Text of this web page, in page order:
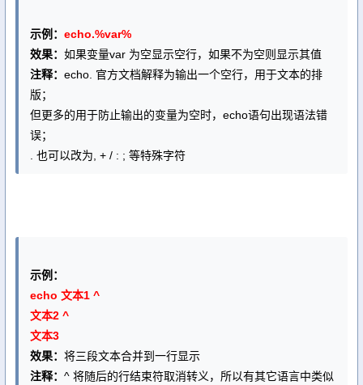
示例： echo.%var%
效果： 如果变量var 为空显示空行，如果不为空则显示其值
注释： echo. 官方文档解释为输出一个空行，用于文本的排
版；
但更多的用于防止输出的变量为空时，echo语句出现语法错
误；
. 也可以改为, + / : ; 等特殊字符
示例：
echo 文本1 ^
文本2 ^
文本3
效果： 将三段文本合并到一行显示
注释： ^ 将随后的行结束符取消转义，所以有其它语言中类似